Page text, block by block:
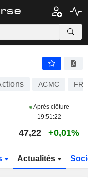
ACMC
Après clôture
19:51:22
47,22 +0,01%
Actualités